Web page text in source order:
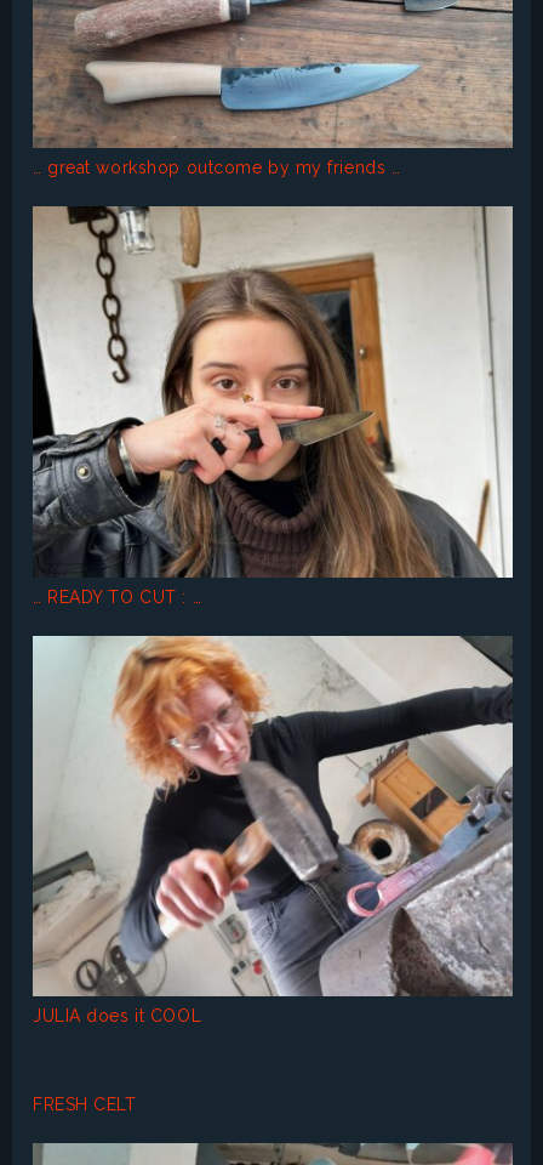
… great workshop outcome by my friends …
… READY TO CUT : …
JULIA does it COOL
FRESH CELT